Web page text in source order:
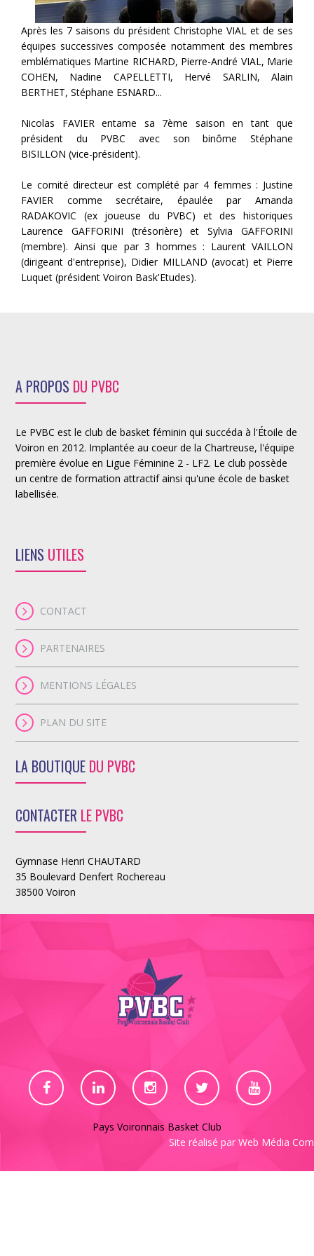
Après les 7 saisons du président Christophe VIAL et de ses
équipes successives composée notamment des membres
emblématiques Martine RICHARD, Pierre-André VIAL, Marie
COHEN, Nadine CAPELLETTI, Hervé SARLIN, Alain
BERTHET, Stéphane ESNARD...
Nicolas FAVIER entame sa 7ème saison en tant que
président du PVBC avec son binôme Stéphane
BISILLON (vice-président).
Le comité directeur est complété par 4 femmes : Justine
FAVIER comme secrétaire, épaulée par Amanda
RADAKOVIC (ex joueuse du PVBC) et des historiques
Laurence GAFFORINI (trésorière) et Sylvia GAFFORINI
(membre). Ainsi que par 3 hommes : Laurent VAILLON
(dirigeant d'entreprise), Didier MILLAND (avocat) et Pierre
Luquet (président Voiron Bask'Etudes).
A PROPOS DU PVBC
Le PVBC est le club de basket féminin qui succéda à l'Étoile de
Voiron en 2012. Implantée au coeur de la Chartreuse, l'équipe
première évolue en Ligue Féminine 2 - LF2. Le club possède
un centre de formation attractif ainsi qu'une école de basket
labellisée.
LIENS UTILES
CONTACT
PARTENAIRES
MENTIONS LÉGALES
PLAN DU SITE
LA BOUTIQUE DU PVBC
CONTACTER LE PVBC
Gymnase Henri CHAUTARD
35 Boulevard Denfert Rochereau
38500 Voiron
Pays Voironnais Basket Club
Site réalisé par Web Média Com